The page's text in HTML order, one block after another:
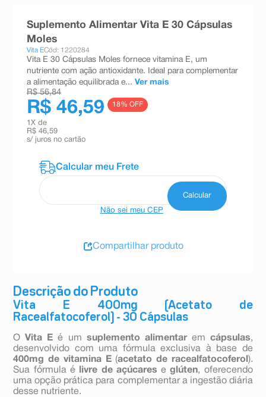
Descrição do Produto
Vita E 400mg (Acetato de
Racealfatocoferol) - 30 Cápsulas
OVita E é um suplemento alimentarem cápsulas,
desenvolvido com uma fórmula exclusiva à base de
400mg de vitamina E(acetato de racealfatocoferol ).
Sua fórmula é
livre de açúcares eglúten, oferecendo
uma opção prática para complementar a ingestão diária
desse nutriente.
Suplemento Alimentar Vita E 30 Cápsulas
Moles
Vita ECód: 1220284
Vita E 30 Cápsulas Moles fornece vitamina E, um
nutriente com ação antioxidante. Ideal para complementar
a alimentação equilibrada e... Ver mais
R$ 56,84
R$ 46,59 18% OFF
1 X de
R$ 46,59
s/ juros no cartão
Não sei meu CEP
Compartilhar produto
absorvente
10ºshampoo